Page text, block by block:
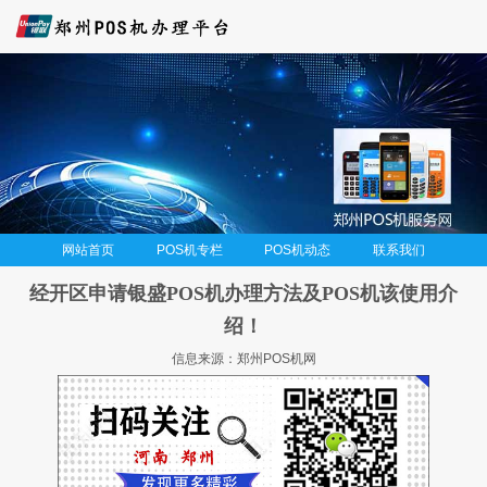
网站首页 POS机专栏 POS机动态 联系我们
经开区申请银盛POS机办理方法及POS机该使用介
绍！
信息来源：郑州POS机网